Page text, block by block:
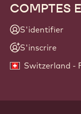
COMPTES
S'identifier
S'inscrire
Switzerland -